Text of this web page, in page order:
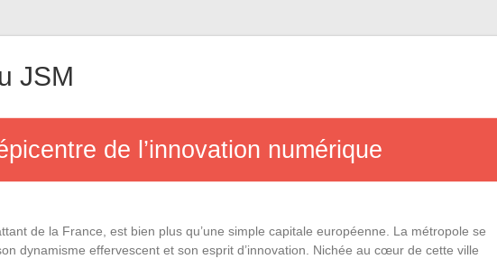
JSM
de l’innovation numérique
de la France, est bien plus qu’une simple capitale européenne. La métropole se
dynamisme effervescent et son esprit d’innovation. Nichée au cœur de cette ville